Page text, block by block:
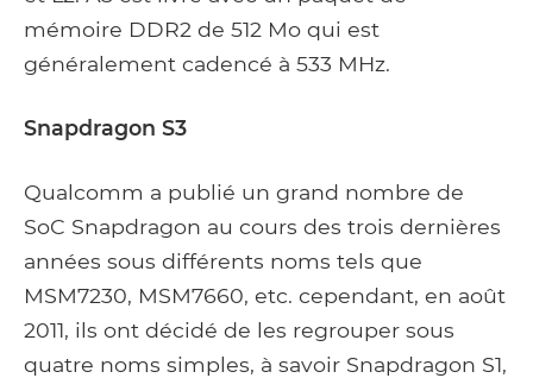
mémoire DDR2 de 512 Mo qui est
généralement cadencé à 533 MHz.
Snapdragon S3
Qualcomm a publié un grand nombre de
SoC Snapdragon au cours des trois dernières
années sous différents noms tels que
MSM7230, MSM7660, etc. cependant, en août
2011, ils ont décidé de les regrouper sous
quatre noms simples, à savoir Snapdragon S1,